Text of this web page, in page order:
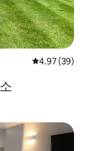
평점 4.97점(5
4.97 (39)